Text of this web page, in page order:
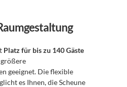
Platz für bis zu 140 Gäste
geeignet. Die flexible
es Ihnen, die Scheune